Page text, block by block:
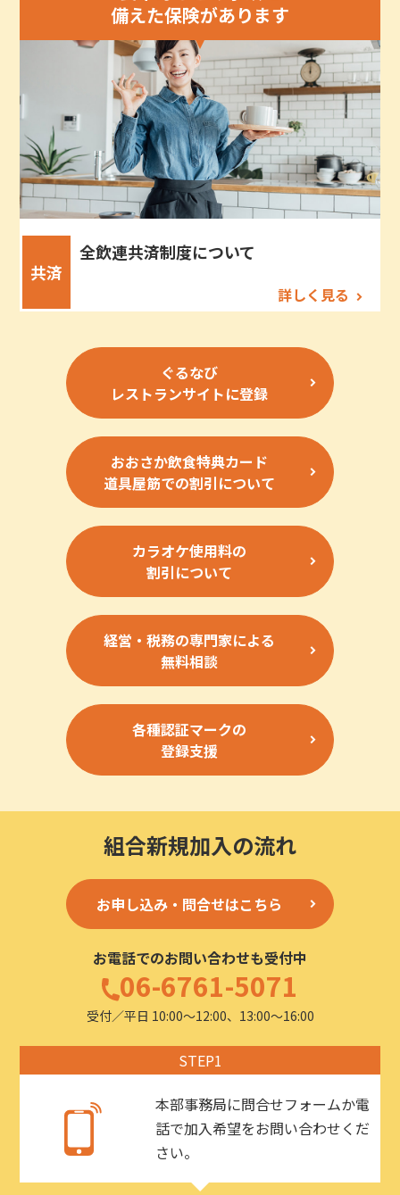
備えた保険があります
共済
全飲連共済制度について
詳しく見る
ぐるなび
レストランサイトに登録
おおさか飲食特典カード
道具屋筋での割引について
カラオケ使用料の
割引について
経営・税務の専門家による
無料相談
各種認証マークの
登録支援
組合新規加入の流れ
お申し込み・問合せはこちら
お電話でのお問い合わせも受付中
06-6761-5071
受付／平日 10:00〜12:00、13:00〜16:00
STEP1
本部事務局に問合せフォームか電
話で加入希望をお問い合わせくだ
さい。